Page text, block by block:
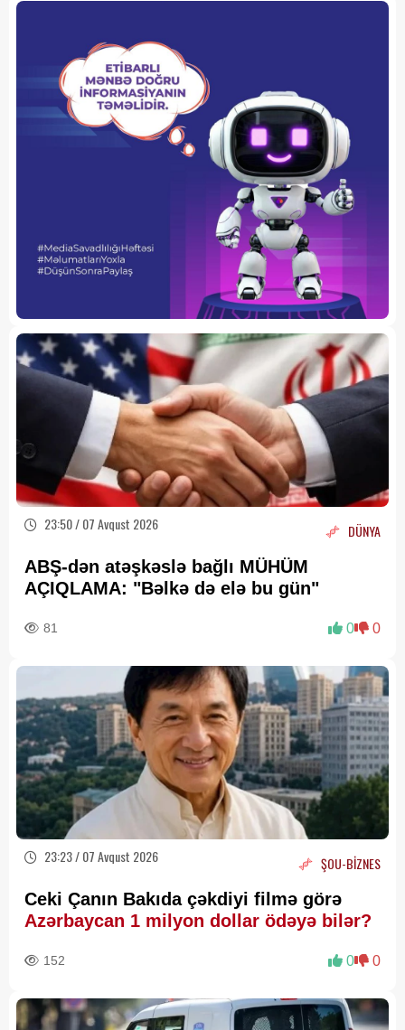
23:50 / 07 Avqust 2026 DÜNYA
ABŞ-dən atəşkəslə bağlı MÜHÜM
AÇIQLAMA: "Bəlkə də elə bu gün"
81 0 0
23:23 / 07 Avqust 2026 ŞOU-BİZNES
Ceki Çanın Bakıda çəkdiyi filmə görə
Azərbaycan 1 milyon dollar ödəyə bilər?
152 0 0